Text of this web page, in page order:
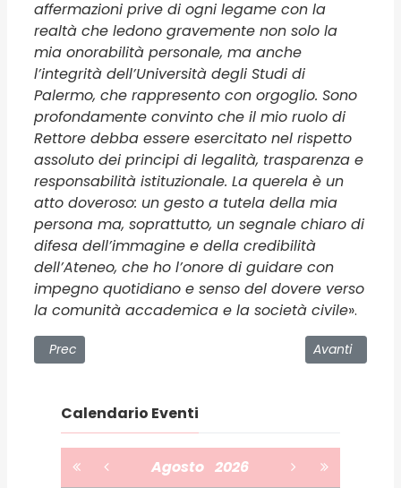
affermazioni prive di ogni legame con la
realtà che ledono gravemente non solo la
mia onorabilità personale, ma anche
l’integrità dell’Università degli Studi di
Palermo, che rappresento con orgoglio. Sono
profondamente convinto che il mio ruolo di
Rettore debba essere esercitato nel rispetto
assoluto dei principi di legalità, trasparenza e
responsabilità istituzionale. La querela è un
atto doveroso: un gesto a tutela della mia
persona ma, soprattutto, un segnale chiaro di
difesa dell’immagine e della credibilità
dell’Ateneo, che ho l’onore di guidare con
impegno quotidiano e senso del dovere verso
la comunità accademica e la società civile».
Articolo precedente: CyberChallenge.IT – Team UniPa
Prec Articolo
Avanti
Calendario Eventi
Agosto 2026